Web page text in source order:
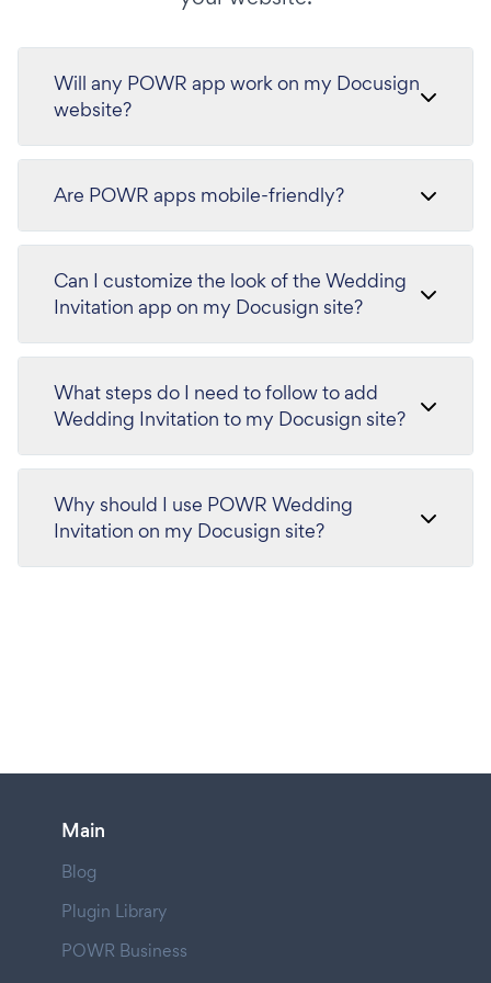
Will any POWR app work on my Docusign
website?
Are POWR apps mobile-friendly?
Can I customize the look of the Wedding
Invitation app on my Docusign site?
What steps do I need to follow to add
Wedding Invitation to my Docusign site?
Why should I use POWR Wedding
Invitation on my Docusign site?
Main
Blog
Plugin Library
POWR Business